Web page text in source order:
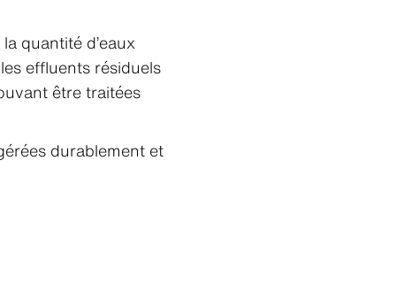
quantité d’eaux
effluents résiduels
être traitées
durablement et